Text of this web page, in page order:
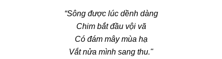
“Sông được lúc dềnh dàng
Chim bắt đầu vội vã
Có đám mây mùa hạ
Vắt nửa mình sang thu."